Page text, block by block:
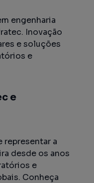
engenharia
Inovação
e soluções
e
e
representar a
desde os anos
e
Conheça